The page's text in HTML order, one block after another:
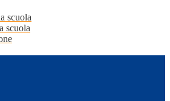
scuola
scuola